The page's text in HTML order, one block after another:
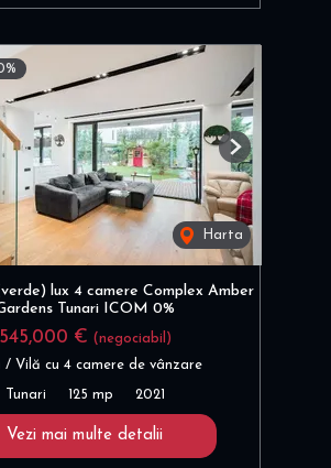
Harta
Next
lux 4 camere Complex Amber
Tunari ICOM 0%
545,000 € (negociabil)
/ Vilă cu 4 camere de vânzare
Tunari 125 mp 2021
Vezi mai multe detalii